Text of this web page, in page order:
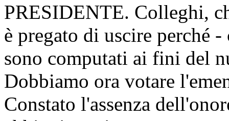
PRESIDENTE. Colleghi,
è pregato di uscire perché
sono computati ai fini del
Dobbiamo ora votare
Constato l'assenza